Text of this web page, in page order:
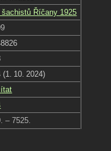
šachistů Říčany 1925
(1. 10. 2024)
– 7525.